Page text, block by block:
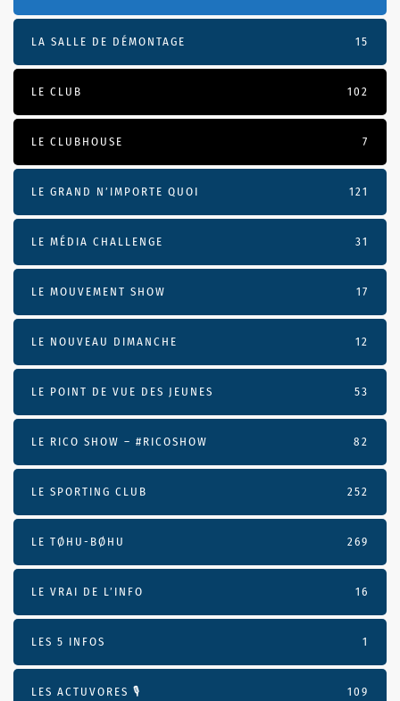
LA SALLE DE DÉMONTAGE 15
LE CLUB 102
LE CLUBHOUSE 7
LE GRAND N’IMPORTE QUOI 121
LE MÉDIA CHALLENGE 31
LE MOUVEMENT SHOW 17
LE NOUVEAU DIMANCHE 12
LE POINT DE VUE DES JEUNES 53
LE RICO SHOW – #RICOSHOW 82
LE SPORTING CLUB 252
LE TØHU-BØHU 269
LE VRAI DE L’INFO 16
LES 5 INFOS 1
LES ACTUVORES 🎙 109